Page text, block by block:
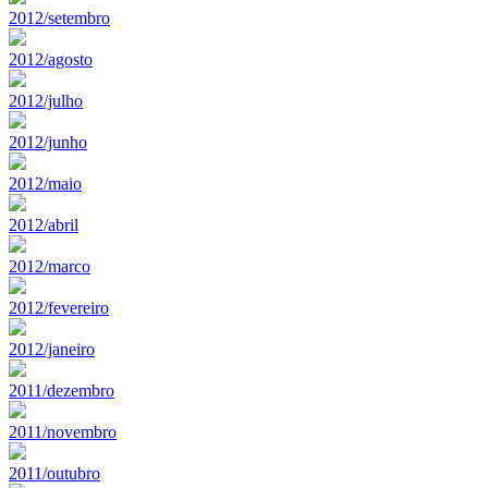
2012/setembro
2012/agosto
2012/julho
2012/junho
2012/maio
2012/abril
2012/marco
2012/fevereiro
2012/janeiro
2011/dezembro
2011/novembro
2011/outubro